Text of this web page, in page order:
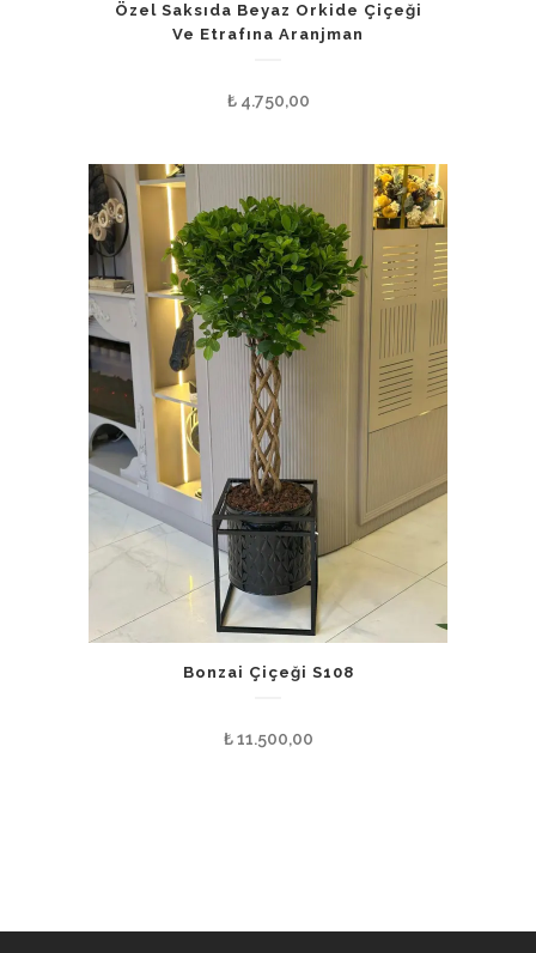
Özel Saksıda Beyaz Orkide Çiçeği
Ve Etrafına Aranjman
₺4.750,00
Bonzai Çiçeği S108
₺11.500,00